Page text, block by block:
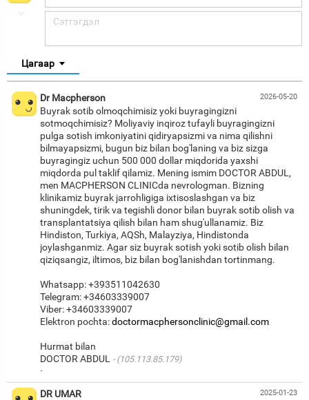
Цагаар
2026-05-20
Dr Macpherson
Buyrak sotib olmoqchimisiz yoki buyragingizni
sotmoqchimisiz? Moliyaviy inqiroz tufayli buyragingizni
pulga sotish imkoniyatini qidiryapsizmi va nima qilishni
bilmayapsizmi, bugun biz bilan bog'laning va biz sizga
buyragingiz uchun 500 000 dollar miqdorida yaxshi
miqdorda pul taklif qilamiz. Mening ismim DOCTOR ABDUL,
men MACPHERSON CLINICda nevrologman. Bizning
klinikamiz buyrak jarrohligiga ixtisoslashgan va biz
shuningdek, tirik va tegishli donor bilan buyrak sotib olish va
transplantatsiya qilish bilan ham shug'ullanamiz. Biz
Hindiston, Turkiya, AQSh, Malayziya, Hindistonda
joylashganmiz. Agar siz buyrak sotish yoki sotib olish bilan
qiziqsangiz, iltimos, biz bilan bog'lanishdan tortinmang.
Whatsapp: +393511042630
Telegram: +34603339007
Viber: +34603339007
Elektron pochta:doctormacphersonclinic@gmail.com
Hurmat bilan
DOCTOR ABDUL
(105.113.85.179)
·
2025-01-23
DR UMAR